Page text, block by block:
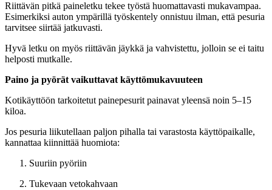
Riittävän pitkä paineletku tekee työstä huomattavasti mukavampaa.
Esimerkiksi auton ympärillä työskentely onnistuu ilman, että pesuria
tarvitsee siirtää jatkuvasti.
Hyvä letku on myös riittävän jäykkä ja vahvistettu, jolloin se ei taitu
helposti mutkalle.
Paino ja pyörät vaikuttavat käyttömukavuuteen
Kotikäyttöön tarkoitetut painepesurit painavat yleensä noin 5–15
kiloa.
Jos pesuria liikutellaan paljon pihalla tai varastosta käyttöpaikalle,
kannattaa kiinnittää huomiota:
Suuriin pyöriin
Tukevaan vetokahvaan